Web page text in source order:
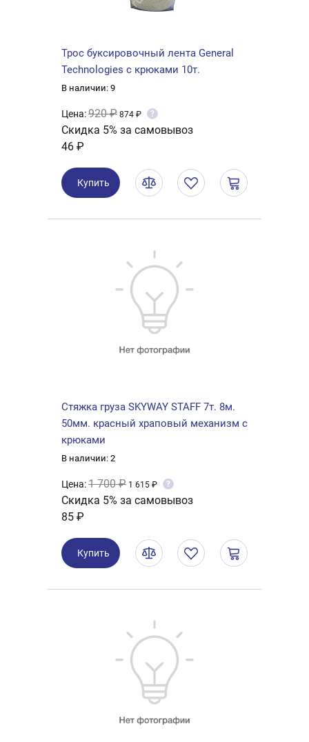
Трос буксировочный лента General
Technologies с крюками 10т.
В наличии: 9
Цена:920 ₽ 874 ₽ ?
Скидка 5% за самовывоз
46 ₽
Купить
Стяжка груза SKYWAY STAFF 7т. 8м.
50мм. красный храповый механизм с
крюками
В наличии: 2
Цена:1 700 ₽ 1 615 ₽ ?
Скидка 5% за самовывоз
85 ₽
Купить